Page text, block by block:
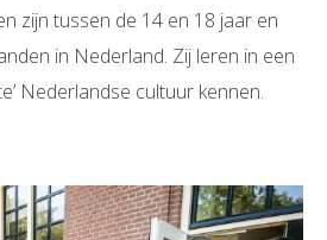
zijn tussen de 14 en 18 jaar en
in Nederland. Zij leren in een
Nederlandse cultuur kennen.